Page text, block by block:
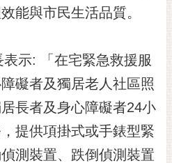
能與市民生活品質。
示: 「在宅緊急救援服
礙者及獨居老人社區照
長者及身心障礙者24小
提供項掛式或手錶型緊
測裝置、跌倒偵測裝置